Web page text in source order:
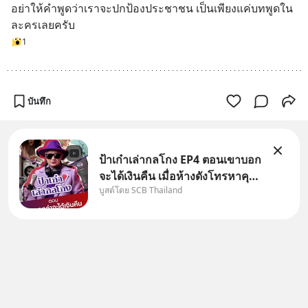
อย่าให้คำพูดว่าเราจะปกป้องประชาชน เป็นเพียงแค่บทพูดใน
ละครเลยครับ
1
บันทึก
ป้าเก๋าเล่ากลโกง EP4 ตอนเขาบอก
จะได้เงินคืน เมื่อห้างดังโทรหาคุณ
วิยะดา แจ้งเรื่องเคลมสินค้าแล้ว
บูสต์โดย SCB Thailand